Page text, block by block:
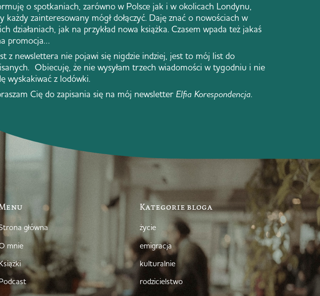
o spotkaniach, zarówno w Polsce jak i w okolicach Londynu,
każdy zainteresowany mógł dołączyć. Daję znać o nowościach w
działaniach, jak na przykład nowa książka. Czasem wpada też jakaś
promocja…
z newslettera nie pojawi się nigdzie indziej, jest to mój list do
Obiecuję, że nie wysyłam trzech wiadomości w tygodniu i nie
wyskakiwać z lodówki.
Cię do zapisania się na mój newsletter Elfia Korespondencja.
główna
mnie
Kategorie bloga
życie
emigracja
kulturalnie
rodzicielstwo